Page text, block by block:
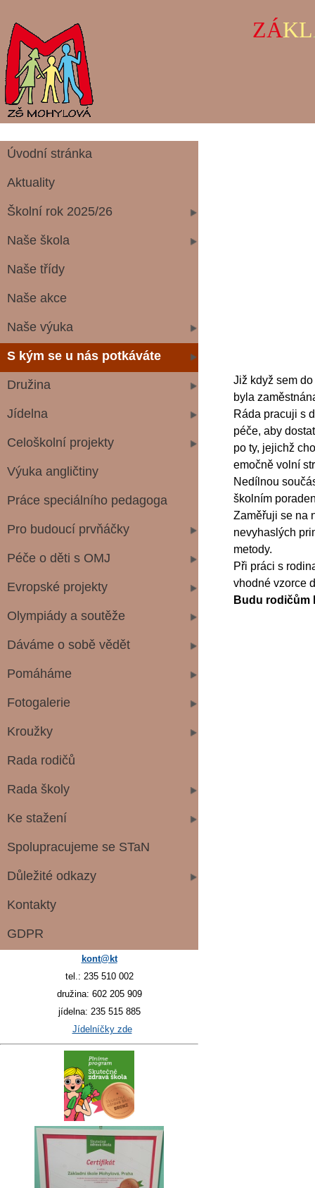
ZÁKL
Úvodní stránka
Aktuality
Školní rok 2025/26
Naše škola
Naše třídy
Naše akce
Naše výuka
S kým se u nás potkáváte
Družina
Jídelna
Celoškolní projekty
Výuka angličtiny
Práce speciálního pedagoga
Pro budoucí prvňáčky
Péče o děti s OMJ
Evropské projekty
Olympiády a soutěže
Dáváme o sobě vědět
Pomáháme
Fotogalerie
Kroužky
Rada rodičů
Rada školy
Ke stažení
Spolupracujeme se STaN
Důležité odkazy
Kontakty
GDPR
kont@kt
tel.: 235 510 002
družina: 602 205 909
jídelna: 235 515 885
Jídelníčky zde
Již když sem
byla
Ráda pracuji s
péče, aby
po ty, jejichž
emočně volní
Nedílnou
školním
Zaměřuji se na
nevyhaslých
metody.
Při práci s
vhodné vzorce
Budu rodičům